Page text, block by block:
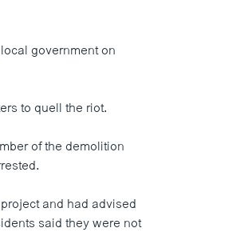
government on
to quell the riot.
of the demolition
and had advised
said they were not